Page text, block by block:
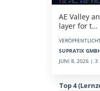
AE Valley
layer for t…
SUPRATIX
JUNI 8, 2026 | 3
Top 4